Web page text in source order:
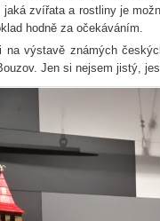
jaká zvířata a rostliny je
hodně za očekáváním.
na výstavě známých
Jen si nejsem jistý,